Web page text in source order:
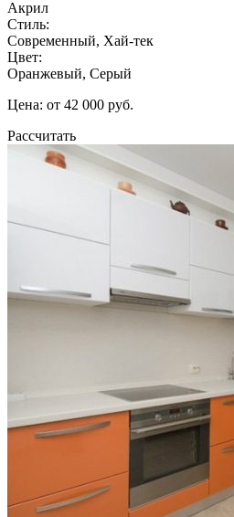
Акрил
Стиль:
Современный, Хай-тек
Цвет:
Оранжевый, Серый
Цена: от 42 000 руб.
Рассчитать